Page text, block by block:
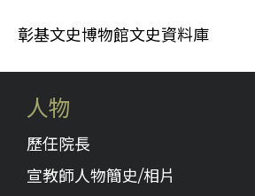
彰基文史博物館文史資料庫
人物
歷任院長
宣教師人物簡史/相片